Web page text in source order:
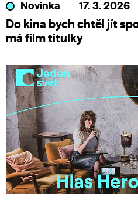
Novinka 17. 3. 2026
Do kina bych chtěl jít
má film titulky